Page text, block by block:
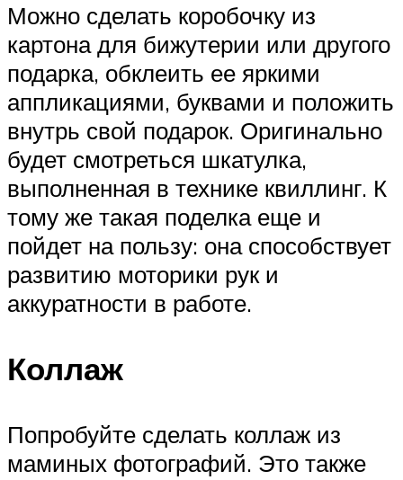
Можно сделать коробочку из
картона для бижутерии или другого
подарка, обклеить ее яркими
аппликациями, буквами и положить
внутрь свой подарок. Оригинально
будет смотреться шкатулка,
выполненная в технике квиллинг. К
тому же такая поделка еще и
пойдет на пользу: она способствует
развитию моторики рук и
аккуратности в работе.
Коллаж
Попробуйте сделать коллаж из
маминых фотографий. Это также